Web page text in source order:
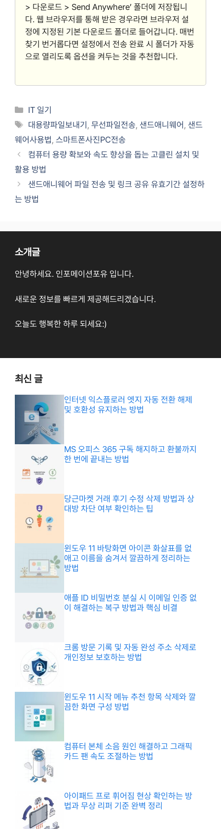
> 다운로드 > Send Anywhere’ 폴더에 저장됩니
다. 웹 브라우저를 통해 받은 경우라면 브라우저 설
정에 지정된 기본 다운로드 폴더로 들어갑니다. 매번
찾기 번거롭다면 설정에서 전송 완료 시 폴더가 자동
으로 열리도록 옵션을 켜두는 것을 추천합니다.
Categories
IT 일기
Tags
대용량파일보내기 ,무선파일전송,샌드애니웨어 ,샌드
웨어사용법, 스마트폰사진PC전송
컴퓨터 용량 확보와 속도 향상을 돕는 고클린 설치 및
활용 방법
샌드애니웨어 파일 전송 및 링크 공유 유효기간 설정하
는 방법
소개글
안녕하세요. 인포메이션포유 입니다.
새로운 정보를 빠르게 제공해드리겠습니다.
오늘도 행복한 하루 되세요:)
최신 글
인터넷 익스플로러 엣지 자동 전환 해제
및 호환성 유지하는 방법
MS 오피스 365 구독 해지하고 환불까지
한 번에 끝내는 방법
당근마켓 거래 후기 수정 삭제 방법과 상
대방 차단 여부 확인하는 팁
윈도우 11 바탕화면 아이콘 화살표를 없
애고 이름을 숨겨서 깔끔하게 정리하는
방법
애플 ID 비밀번호 분실 시 이메일 인증 없
이 해결하는 복구 방법과 핵심 비결
크롬 방문 기록 및 자동 완성 주소 삭제로
개인정보 보호하는 방법
윈도우 11 시작 메뉴 추천 항목 삭제와 깔
끔한 화면 구성 방법
컴퓨터 본체 소음 원인 해결하고 그래픽
카드 팬 속도 조절하는 방법
아이패드 프로 휘어짐 현상 확인하는 방
법과 무상 리퍼 기준 완벽 정리